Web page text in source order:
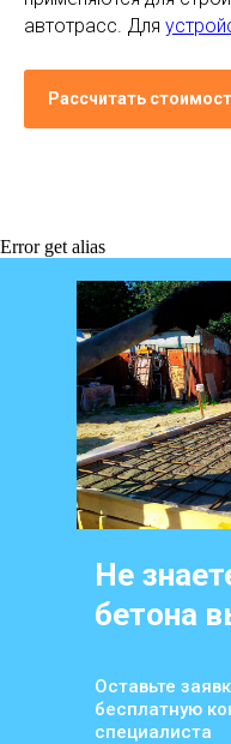
автотрасс. Для
Рассчитать
Error get alias
Не
бетона
Оставьте
бесплатную
специалиста